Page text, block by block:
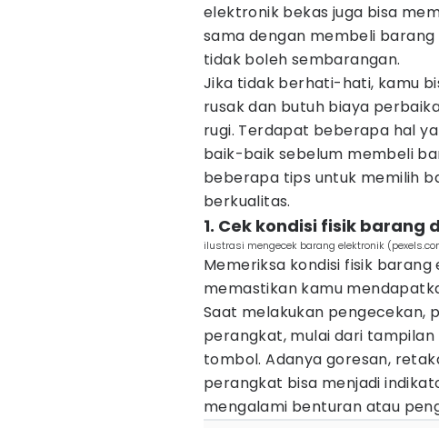
elektronik bekas juga bisa
sama dengan membeli barang
tidak boleh sembarangan.
Jika tidak berhati-hati, kamu
rusak dan butuh biaya
rugi. Terdapat beberapa hal
baik-baik sebelum membeli
beberapa tips untuk memilih
berkualitas.
1. Cek kondisi fisik barang
ilustrasi mengecek barang elektronik
Memeriksa kondisi fisik
memastikan kamu
Saat melakukan pengecekan,
perangkat, mulai dari
tombol. Adanya goresan,
perangkat bisa menjadi
mengalami benturan atau